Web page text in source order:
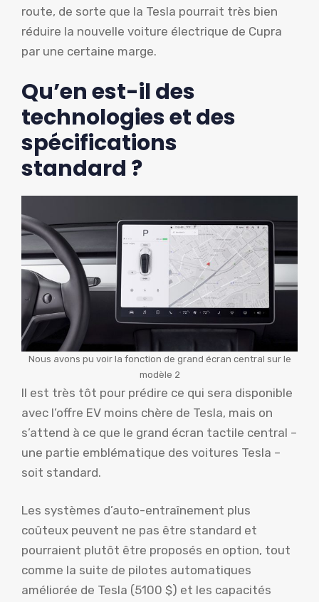
route, de sorte que la Tesla pourrait très bien
réduire la nouvelle voiture électrique de Cupra
par une certaine marge.
Qu’en est-il des
technologies et des
spécifications
standard ?
Nous avons pu voir la fonction de grand écran central sur le
modèle 2
Il est très tôt pour prédire ce qui sera disponible
avec l’offre EV moins chère de Tesla, mais on
s’attend à ce que le grand écran tactile central –
une partie emblématique des voitures Tesla –
soit standard.
Les systèmes d’auto-entraînement plus
coûteux peuvent ne pas être standard et
pourraient plutôt être proposés en option, tout
comme la suite de pilotes automatiques
améliorée de Tesla (5100 $) et les capacités